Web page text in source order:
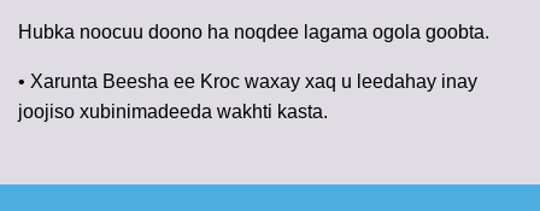
Hubka noocuu doono ha noqdee lagama ogola goobta.
• Xarunta Beesha ee Kroc waxay xaq u leedahay inay
joojiso xubinimadeeda wakhti kasta.